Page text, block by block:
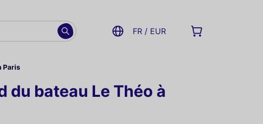
FR / EUR
Paris
du bateau Le Théo à